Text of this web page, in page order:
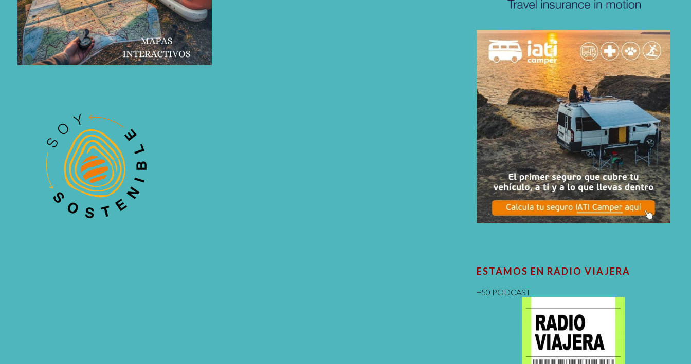
ESTAMOS EN RADIO VIAJERA
+50 PODCAST